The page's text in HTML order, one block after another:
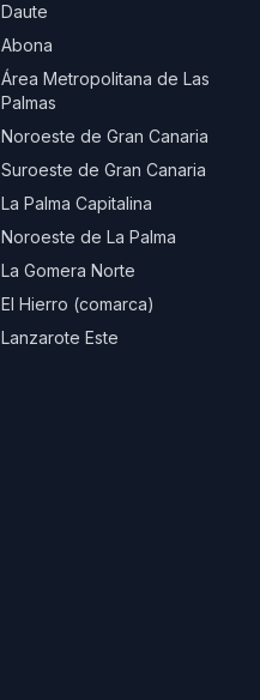
Daute
Abona
Área Metropolitana de Las
Palmas
Noroeste de Gran Canaria
Suroeste de Gran Canaria
La Palma Capitalina
Noroeste de La Palma
La Gomera Norte
El Hierro (comarca)
Lanzarote Este